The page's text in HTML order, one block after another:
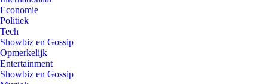
Economie
Politiek
Tech
Showbiz en Gossip
Opmerkelijk
Entertainment
Showbiz en Gossip